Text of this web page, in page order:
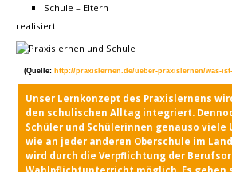
Schule – Eltern
realisiert.
(Quelle: http://praxislernen.de/ueber-praxislernen/was-
Unser Lernkonzept des Praxislernens
den schulischen Alltag integriert.
Schüler und Schülerinnen genauso
wie an jeder anderen Oberschule im
wird durch die Verpflichtung der